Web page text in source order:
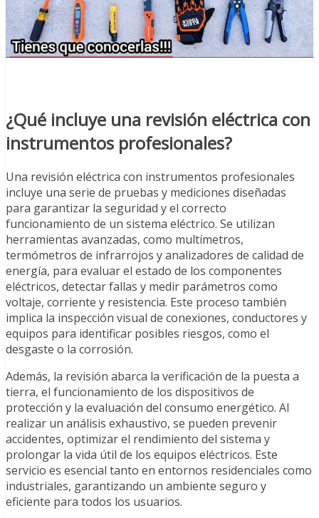
¿Qué incluye una revisión eléctrica con
instrumentos profesionales?
Una revisión eléctrica con instrumentos profesionales
incluye una serie de pruebas y mediciones diseñadas
para garantizar la seguridad y el correcto
funcionamiento de un sistema eléctrico. Se utilizan
herramientas avanzadas, como multímetros,
termómetros de infrarrojos y analizadores de calidad de
energía, para evaluar el estado de los componentes
eléctricos, detectar fallas y medir parámetros como
voltaje, corriente y resistencia. Este proceso también
implica la inspección visual de conexiones, conductores y
equipos para identificar posibles riesgos, como el
desgaste o la corrosión.
Además, la revisión abarca la verificación de la puesta a
tierra, el funcionamiento de los dispositivos de
protección y la evaluación del consumo energético. Al
realizar un análisis exhaustivo, se pueden prevenir
accidentes, optimizar el rendimiento del sistema y
prolongar la vida útil de los equipos eléctricos. Este
servicio es esencial tanto en entornos residenciales como
industriales, garantizando un ambiente seguro y
eficiente para todos los usuarios.